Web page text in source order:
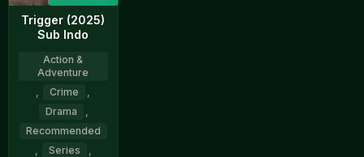
Trigger (2025)
Sub Indo
Action &
Adventure
Crime
Drama
Recommended
Series